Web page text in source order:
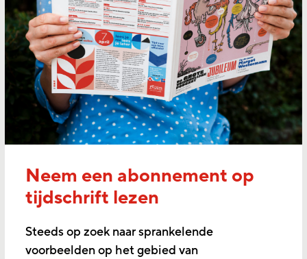
Neem een abonnement op
tijdschrift lezen
Steeds op zoek naar sprankelende
voorbeelden op het gebied van